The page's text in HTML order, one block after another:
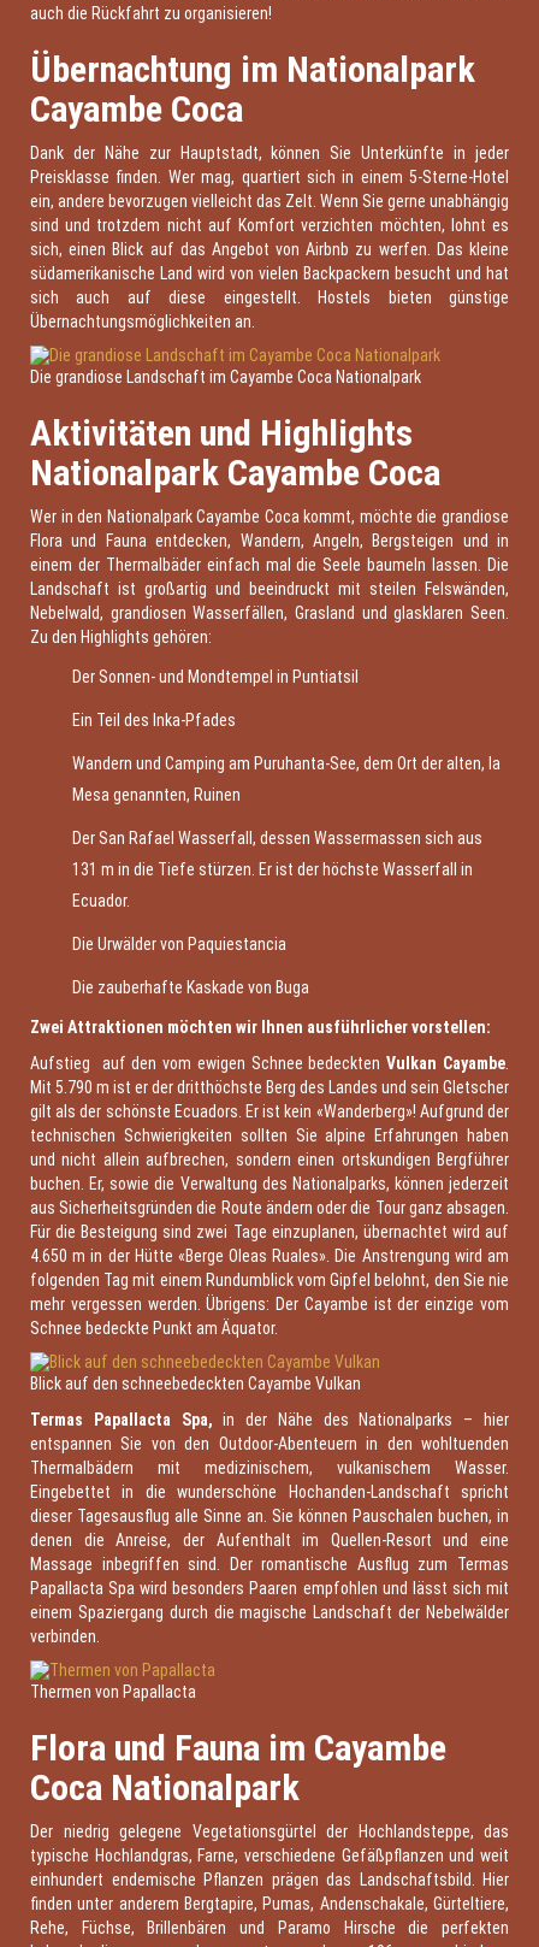
auch die Rückfahrt zu organisieren!
Übernachtung im Nationalpark
Cayambe Coca
Dank der Nähe zur Hauptstadt, können Sie Unterkünfte in jeder
Preisklasse finden. Wer mag, quartiert sich in einem 5-Sterne-Hotel
ein, andere bevorzugen vielleicht das Zelt. Wenn Sie gerne unabhängig
sind und trotzdem nicht auf Komfort verzichten möchten, lohnt es
sich, einen Blick auf das Angebot von Airbnb zu werfen. Das kleine
südamerikanische Land wird von vielen Backpackern besucht und hat
sich auch auf diese eingestellt. Hostels bieten günstige
Übernachtungsmöglichkeiten an.
Die grandiose Landschaft im Cayambe Coca Nationalpark
Aktivitäten und Highlights
Nationalpark Cayambe Coca
Wer in den Nationalpark Cayambe Coca kommt, möchte die grandiose
Flora und Fauna entdecken, Wandern, Angeln, Bergsteigen und in
einem der Thermalbäder einfach mal die Seele baumeln lassen. Die
Landschaft ist großartig und beeindruckt mit steilen Felswänden,
Nebelwald, grandiosen Wasserfällen, Grasland und glasklaren Seen.
Zu den Highlights gehören:
Der Sonnen- und Mondtempel in Puntiatsil
Ein Teil des Inka-Pfades
Wandern und Camping am Puruhanta-See, dem Ort der alten, la
Mesa genannten, Ruinen
Der San Rafael Wasserfall, dessen Wassermassen sich aus
131 m in die Tiefe stürzen. Er ist der höchste Wasserfall in
Ecuador.
Die Urwälder von Paquiestancia
Die zauberhafte Kaskade von Buga
Zwei Attraktionen möchten wir Ihnen ausführlicher vorstellen:
Aufstieg auf den vom ewigen Schnee bedecktenVulkan Cayambe
Mit 5.790 m ist er der dritthöchste Berg des Landes und sein Gletscher
gilt als der schönste Ecuadors. Er ist kein «Wanderberg»! Aufgrund der
technischen Schwierigkeiten sollten Sie alpine Erfahrungen haben
und nicht allein aufbrechen, sondern einen ortskundigen Bergführer
buchen. Er, sowie die Verwaltung des Nationalparks, können jederzeit
aus Sicherheitsgründen die Route ändern oder die Tour ganz absagen.
Für die Besteigung sind zwei Tage einzuplanen, übernachtet wird auf
4.650 m in der Hütte «Berge Oleas Ruales». Die Anstrengung wird am
folgenden Tag mit einem Rundumblick vom Gipfel belohnt, den Sie nie
mehr vergessen werden. Übrigens: Der Cayambe ist der einzige vom
Schnee bedeckte Punkt am Äquator.
Blick auf den schneebedeckten Cayambe Vulkan
Termas Papallacta Spa, in der Nähe des Nationalparks – hier
entspannen Sie von den Outdoor-Abenteuern in den wohltuenden
Thermalbädern mit medizinischem, vulkanischem Wasser.
Eingebettet in die wunderschöne Hochanden-Landschaft spricht
dieser Tagesausflug alle Sinne an. Sie können Pauschalen buchen, in
denen die Anreise, der Aufenthalt im Quellen-Resort und eine
Massage inbegriffen sind. Der romantische Ausflug zum Termas
Papallacta Spa wird besonders Paaren empfohlen und lässt sich mit
einem Spaziergang durch die magische Landschaft der Nebelwälder
verbinden.
Thermen von Papallacta
Flora und Fauna im Cayambe
Coca Nationalpark
Der niedrig gelegene Vegetationsgürtel der Hochlandsteppe, das
typische Hochlandgras, Farne, verschiedene Gefäßpflanzen und weit
einhundert endemische Pflanzen prägen das Landschaftsbild. Hier
finden unter anderem Bergtapire, Pumas, Andenschakale, Gürteltiere,
Rehe, Füchse, Brillenbären und Paramo Hirsche die perfekten